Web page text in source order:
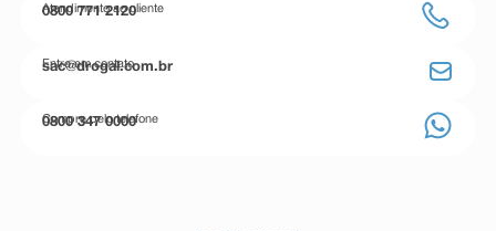
Atendimento ao cliente
0800 771 2120
Entre em contato
sac@drogal.com.br
Compre pelo telefone
0800 347 0000